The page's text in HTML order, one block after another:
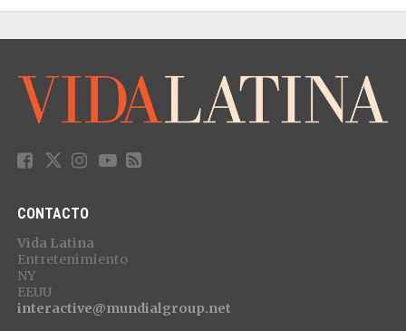
CONTACTO
Vida Latina
Entretenimiento
NY
EEUU
interactive@mundialgroup.net